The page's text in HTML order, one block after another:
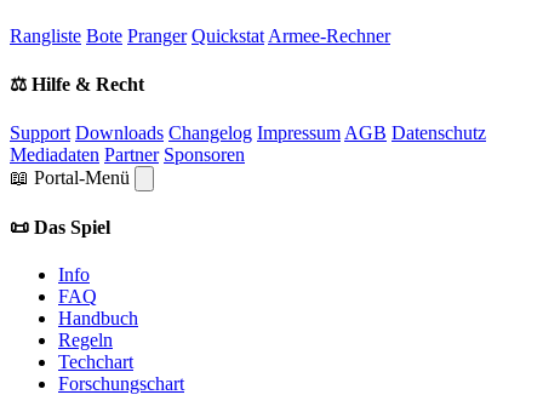
Rangliste Bote Pranger Quickstat Armee-Rechner
⚖️ Hilfe & Recht
Support Downloads Changelog Impressum AGB Datenschutz
Mediadaten Partner Sponsoren
📖 Portal-Menü
📜 Das Spiel
Info
FAQ
Handbuch
Regeln
Techchart
Forschungschart